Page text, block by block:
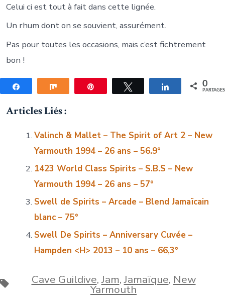
Celui ci est tout à fait dans cette lignée.
Un rhum dont on se souvient, assurément.
Pas pour toutes les occasions, mais c’est fichtrement
bon !
Partagez Partagez Tweetez Partagez 0
PARTAGES
Articles Liés :
Valinch & Mallet – The Spirit of Art 2 – New
Yarmouth 1994 – 26 ans – 56.9°
1423 World Class Spirits – S.B.S – New
Yarmouth 1994 – 26 ans – 57°
Swell de Spirits – Arcade – Blend Jamaïcain
blanc – 75°
Swell De Spirits – Anniversary Cuvée –
Hampden <H> 2013 – 10 ans – 66,3°
ÉtiquettesCave Guildive,Jam,Jamaïque, New
Yarmouth